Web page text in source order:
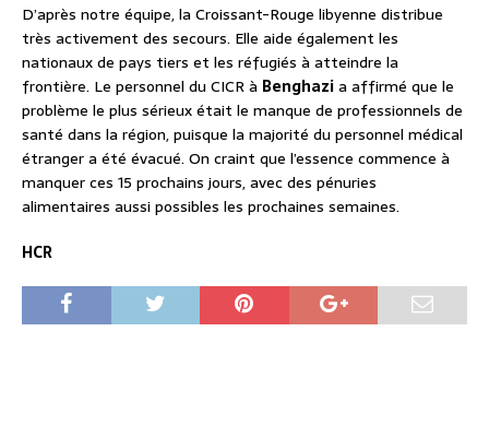
D’après notre équipe, la Croissant-Rouge libyenne distribue
très activement des secours. Elle aide également les
nationaux de pays tiers et les réfugiés à atteindre la
frontière. Le personnel du CICR à Benghazia affirmé que le
problème le plus sérieux était le manque de professionnels de
santé dans la région, puisque la majorité du personnel médical
étranger a été évacué. On craint que l’essence commence à
manquer ces 15 prochains jours, avec des pénuries
alimentaires aussi possibles les prochaines semaines.
HCR